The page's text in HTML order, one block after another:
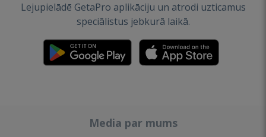
Lejupielādē GetaPro aplikāciju un atrodi uzticamus
speciālistus jebkurā laikā.
Media par mums